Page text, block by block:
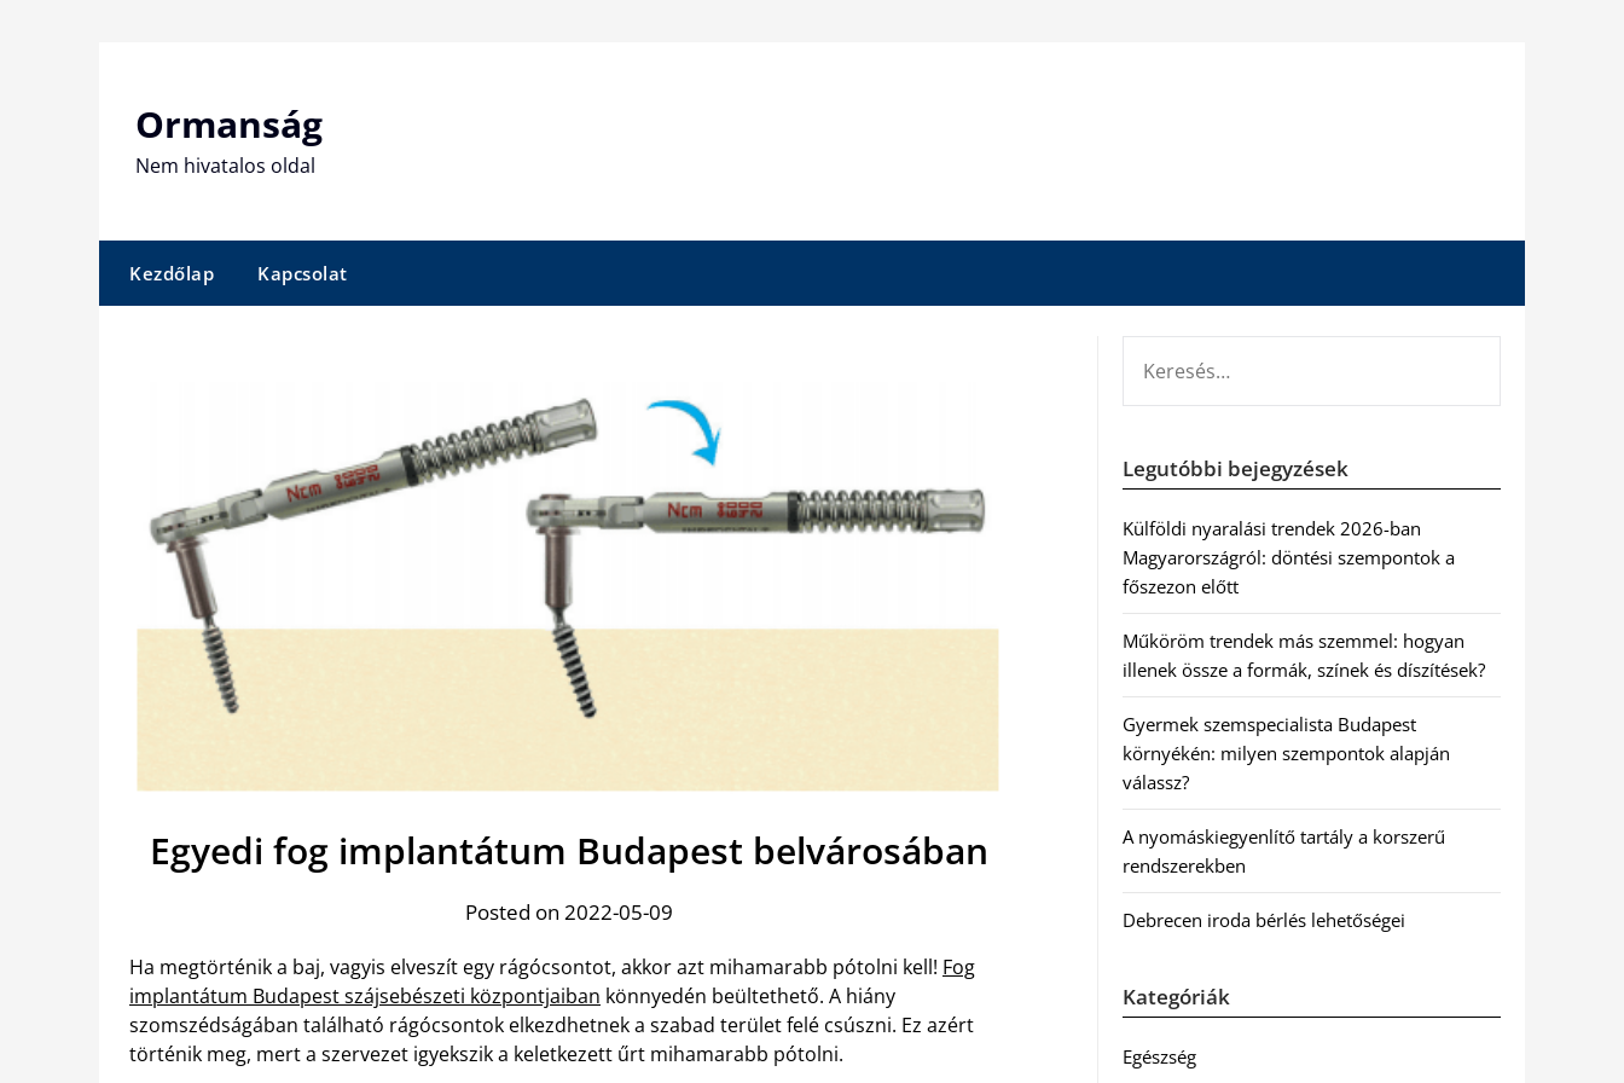
Ormanság
Nem hivatalos oldal
Kezdőlap Kapcsolat
Egyedi fog implantátum Budapest belvárosában
Posted on 2022-05-09
Ha megtörténik a baj, vagyis elveszít egy rágócsontot, akkor azt mihamarabb pótolni kell! Fog
implantátum Budapest szájsebészeti központjaiban könnyedén beültethető. A hiány
szomszédságában található rágócsontok elkezdhetnek a szabad terület felé csúszni. Ez azért
történik meg, mert a szervezet igyekszik a keletkezett űrt mihamarabb pótolni.
Legutóbbi bejegyzések
Külföldi nyaralási trendek 2026-ban
Magyarországról: döntési szempontok a
főszezon előtt
Műköröm trendek más szemmel: hogyan
illenek össze a formák, színek és díszítések?
Gyermek szemspecialista Budapest
környékén: milyen szempontok alapján
válassz?
A nyomáskiegyenlítő tartály a korszerű
rendszerekben
Debrecen iroda bérlés lehetőségei
Kategóriák
Egészség